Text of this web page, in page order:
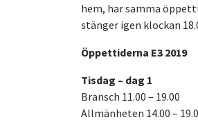
hem, har samma
stänger igen klockan
Öppettiderna E3 2019
Tisdag – dag 1
Bransch 11.00 – 19.00
Allmänheten 14.00 –